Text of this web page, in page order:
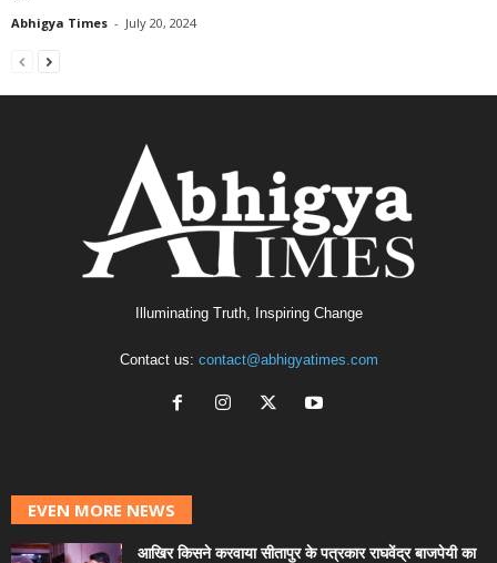
Abhigya Times - July 20, 2024
Illuminating Truth, Inspiring Change
Contact us: contact@abhigyatimes.com
EVEN MORE NEWS
आखिर किसने करवाया सीतापुर के पत्रकार राघवेंद्र बाजपेयी का